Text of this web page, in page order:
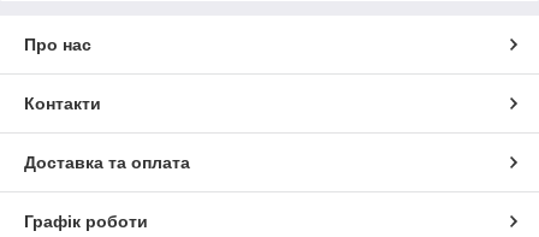
Про нас
Контакти
Доставка та оплата
Графік роботи